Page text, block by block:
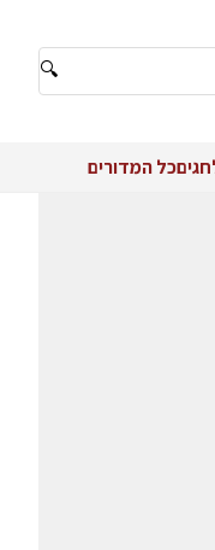
🔍
כל המדורים